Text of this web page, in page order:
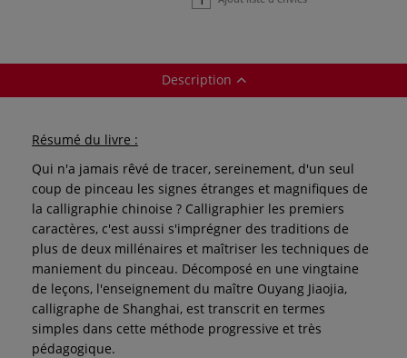
Description
Résumé du livre :
Qui n'a jamais rêvé de tracer, sereinement, d'un seul
coup de pinceau les signes étranges et magnifiques de
la calligraphie chinoise ? Calligraphier les premiers
caractères, c'est aussi s'imprégner des traditions de
plus de deux millénaires et maîtriser les techniques de
maniement du pinceau. Décomposé en une vingtaine
de leçons, l'enseignement du maître Ouyang Jiaojia,
calligraphe de Shanghai, est transcrit en termes
simples dans cette méthode progressive et très
pédagogique.